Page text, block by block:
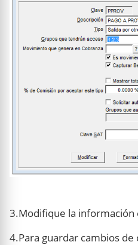
3.Modifique la información
4.Para guardar cambios de